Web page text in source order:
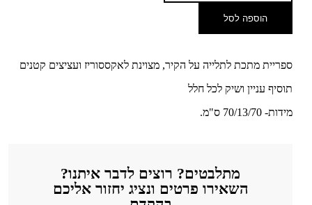
הוספה לסל
ספריית מתכת לתלייה על הקיר, מצוינת לאקססוריז ועציצים קטנים
תוסיף עניין ושיק לכל חלל
מידות- 70/13/70 ס"מ.
מתלבטים? רוצים לדבר איתנו?
השאירו פרטים ונציג יחזור אליכם